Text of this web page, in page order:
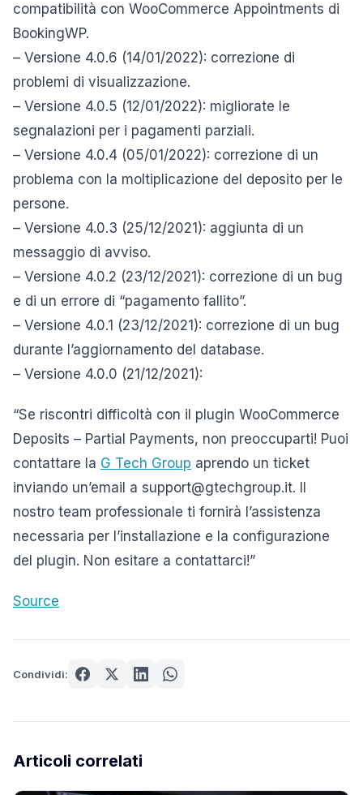
compatibilità con WooCommerce Appointments di
BookingWP.
– Versione 4.0.6 (14/01/2022): correzione di
problemi di visualizzazione.
– Versione 4.0.5 (12/01/2022): migliorate le
segnalazioni per i pagamenti parziali.
– Versione 4.0.4 (05/01/2022): correzione di un
problema con la moltiplicazione del deposito per le
persone.
– Versione 4.0.3 (25/12/2021): aggiunta di un
messaggio di avviso.
– Versione 4.0.2 (23/12/2021): correzione di un bug
e di un errore di “pagamento fallito”.
– Versione 4.0.1 (23/12/2021): correzione di un bug
durante l’aggiornamento del database.
– Versione 4.0.0 (21/12/2021):
“Se riscontri difficoltà con il plugin WooCommerce
Deposits – Partial Payments, non preoccuparti! Puoi
contattare la G Tech Group aprendo un ticket
inviando un’email a support@gtechgroup.it. Il
nostro team professionale ti fornirà l’assistenza
necessaria per l’installazione e la configurazione
del plugin. Non esitare a contattarci!”
Source
Condividi:
Articoli correlati